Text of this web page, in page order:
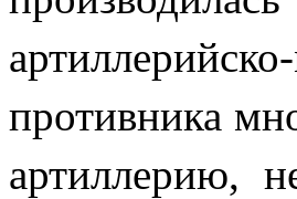
противника
артиллерию,